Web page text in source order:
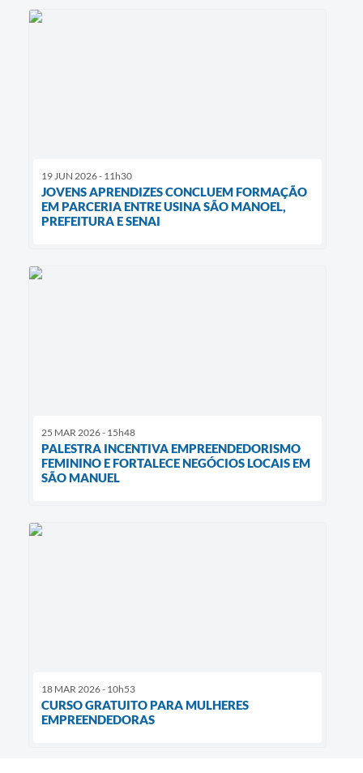
19 JUN 2026 - 11h30
JOVENS APRENDIZES CONCLUEM FORMAÇÃO
EM PARCERIA ENTRE USINA SÃO MANOEL,
PREFEITURA E SENAI
25 MAR 2026 - 15h48
PALESTRA INCENTIVA EMPREENDEDORISMO
FEMININO E FORTALECE NEGÓCIOS LOCAIS EM
SÃO MANUEL
18 MAR 2026 - 10h53
CURSO GRATUITO PARA MULHERES
EMPREENDEDORAS